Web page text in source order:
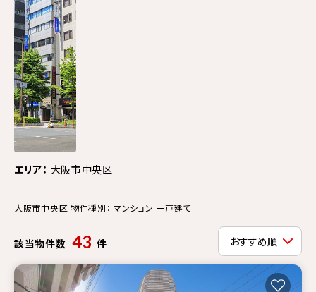
エリア： 大阪市中央区
大阪市中央区 物件種別： マンション 一戸建て
該当物件数 43 件